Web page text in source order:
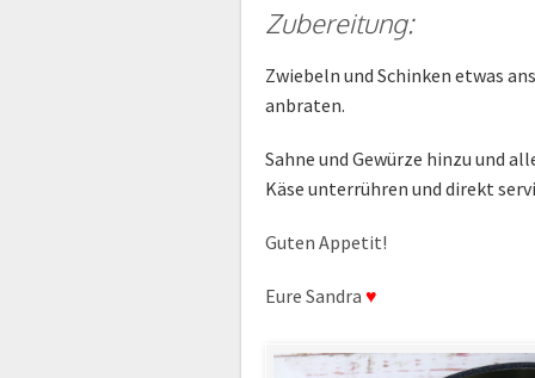
Zubereitung:
Zwiebeln und Schinken etwas
anbraten.
Sahne und Gewürze hinzu und
Käse unterrühren und direkt
Guten Appetit!
Eure Sandra ♥